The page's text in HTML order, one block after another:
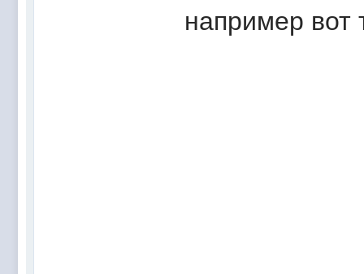
например вот